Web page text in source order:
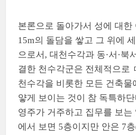
본론으로 돌아가서 성에 대
15m의 돌담을 쌓고 그 위에
으로서, 대천수각과 동·서·북
결한 천수각군은 전체적으로
천수각을 비롯한 모든 건축
얗게 보이는 것이 참 독특하단
영주가 거주하고 집무를 보
에서 보면 5층이지만 안은 7